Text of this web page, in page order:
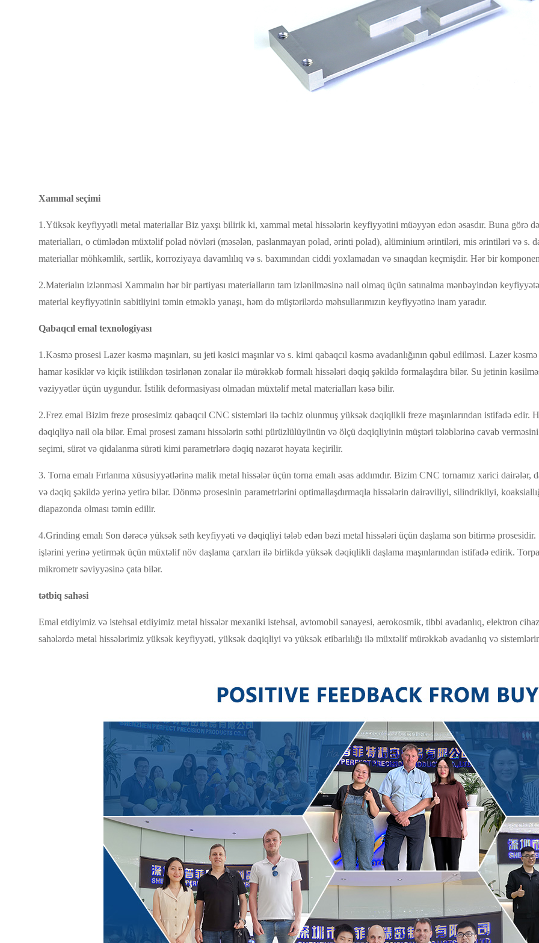
Xammal seçimi
1.Yüksək keyfiyyətli metal materiallar Biz yaxşı bilirik ki, xammal metal hissələrin keyfiyyətini müəyyən edən əsasdır. Buna görə
materialları, o cümlədən müxtəlif polad növləri (məsələn, paslanmayan polad, ərinti polad), alüminium ərintiləri, mis ərintiləri və s.
materiallar möhkəmlik, sərtlik, korroziyaya davamlılıq və s. baxımından ciddi yoxlamadan və sınaqdan keçmişdir. Hər bir
2.Materialın izlənməsi Xammalın hər bir partiyası materialların tam izlənilməsinə nail olmaq üçün satınalma mənbəyindən
material keyfiyyətinin sabitliyini təmin etməklə yanaşı, həm də müştərilərdə məhsullarımızın keyfiyyətinə inam yaradır.
Qabaqcıl emal texnologiyası
1.Kəsmə prosesi Lazer kəsmə maşınları, su jeti kəsici maşınlar və s. kimi qabaqcıl kəsmə avadanlığının qəbul edilməsi. Lazer
hamar kəsiklər və kiçik istilikdən təsirlənən zonalar ilə mürəkkəb formalı hissələri dəqiq şəkildə formalaşdıra bilər. Su jetinin
vəziyyətlər üçün uygundur. İstilik deformasiyası olmadan müxtəlif metal materialları kəsə bilir.
2.Frez emal Bizim freze prosesimiz qabaqcıl CNC sistemləri ilə təchiz olunmuş yüksək dəqiqlikli freze maşınlarından istifadə edir.
dəqiqliyə nail ola bilər. Emal prosesi zamanı hissələrin səthi pürüzlülüyünün və ölçü dəqiqliyinin müştəri tələblərinə cavab
seçimi, sürət və qidalanma sürəti kimi parametrlərə dəqiq nəzarət həyata keçirilir.
3. Torna emalı Fırlanma xüsusiyyətlərinə malik metal hissələr üçün torna emalı əsas addımdır. Bizim CNC tornamız xarici
və dəqiq şəkildə yerinə yetirə bilər. Dönmə prosesinin parametrlərini optimallaşdırmaqla hissələrin dairəviliyi, silindrikliyi,
diapazonda olması təmin edilir.
4.Grinding emalı Son dərəcə yüksək səth keyfiyyəti və dəqiqliyi tələb edən bəzi metal hissələri üçün daşlama son bitirmə
işlərini yerinə yetirmək üçün müxtəlif növ daşlama çarxları ilə birlikdə yüksək dəqiqlikli daşlama maşınlarından istifadə edirik.
mikrometr səviyyəsinə çata bilər.
tətbiq sahəsi
Emal etdiyimiz və istehsal etdiyimiz metal hissələr mexaniki istehsal, avtomobil sənayesi, aerokosmik, tibbi avadanlıq, elektron
sahələrdə metal hissələrimiz yüksək keyfiyyəti, yüksək dəqiqliyi və yüksək etibarlılığı ilə müxtəlif mürəkkəb avadanlıq və